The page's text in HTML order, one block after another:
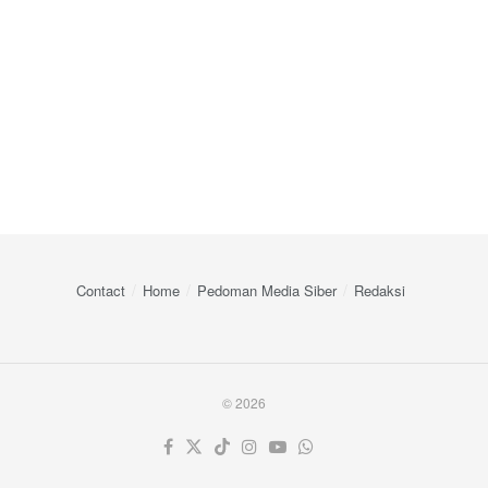
Contact Home Pedoman Media Siber Redaksi
© 2026